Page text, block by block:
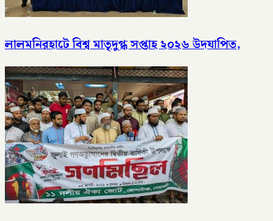
লালমনিরহাটে বিশ্ব মাতৃদুগ্ধ সপ্তাহ ২০২৬ উদযাপিত,